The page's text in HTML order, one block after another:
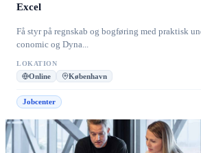
Excel
Få styr på regnskab og bogføring med praktisk
conomic og Dyna...
LOKATION
Online København
Jobcenter